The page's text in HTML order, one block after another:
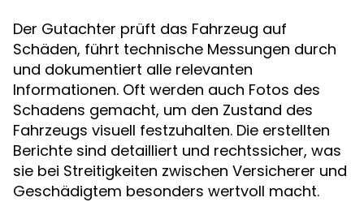
Der Gutachter prüft das Fahrzeug auf
Schäden, führt technische Messungen durch
und dokumentiert alle relevanten
Informationen. Oft werden auch Fotos des
Schadens gemacht, um den Zustand des
Fahrzeugs visuell festzuhalten. Die erstellten
Berichte sind detailliert und rechtssicher, was
sie bei Streitigkeiten zwischen Versicherer und
Geschädigtem besonders wertvoll macht.